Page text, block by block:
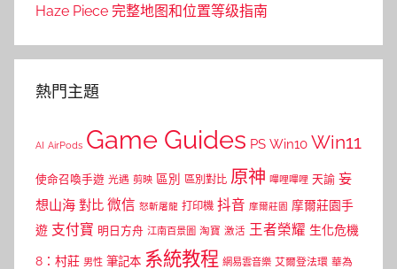
Haze Piece 完整地图和位置等级指南
熱門主題
AI AirPods Game Guides PS Win10 Win11
使命召喚手遊 光遇 剪映 區別 區別對比 原神 嗶哩嗶哩 天諭 妄
想山海 對比 微信 怒斬屠龍 打印機 抖音 摩爾莊園 摩爾莊園手
遊 支付寶 明日方舟 江南百景圖 淘寶 激活 王者榮耀 生化危機
8：村莊 男性 筆記本 系統教程 網易雲音樂 艾爾登法環 華為